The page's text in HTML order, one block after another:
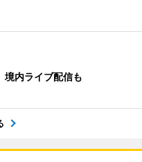
内ライブ配信も